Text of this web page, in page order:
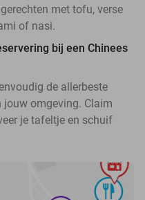
met tofu, verse
of nasi.
bij een Chinees
de allerbeste
jouw omgeving. Claim
je tafeltje en schuif